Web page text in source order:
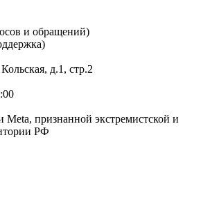
и обращений)
д.1, стр.2
Meta, признанной экстремистской и
РФ